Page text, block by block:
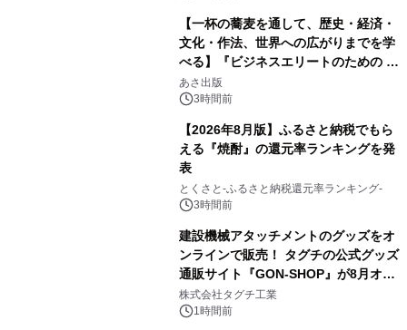
【一杯の蕎麦を通して、歴史・経済・
文化・作法、世界への広がりまでを学
べる】『ビジネスエリートのための 教
養としての蕎麦』2026年8月25日
（火）発売
あさ出版
3時間前
【2026年8月版】ふるさと納税でもら
える『焼酎』の還元率ランキングを発
表
とくさと-ふるさと納税還元率ランキング-
3時間前
建設機械アタッチメントのグッズをオ
ンラインで販売！ タグチの公式グッズ
通販サイト『GON-SHOP』が8月オー
プン
株式会社タグチ工業
1時間前